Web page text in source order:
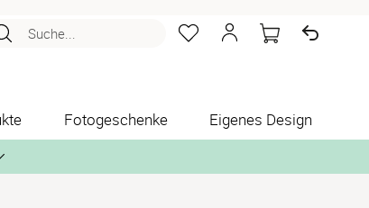
Suche...
Fotogeschenke Eigenes Design